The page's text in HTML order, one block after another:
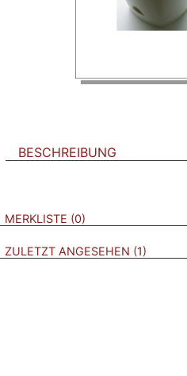
BESCHREIBUNG
VERWEISE AUF VERMERKTE-
MERKLISTE 0
ZULETZT ANGESEHEN 1